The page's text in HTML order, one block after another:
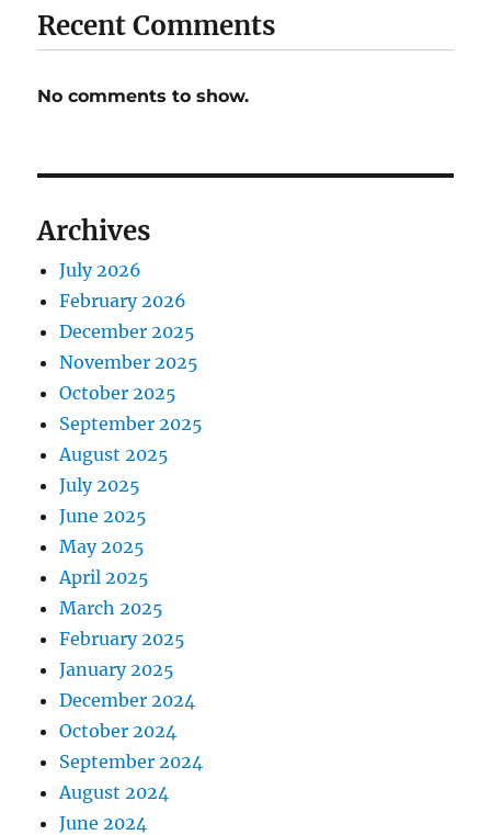
Recent Comments
No comments to show.
Archives
July 2026
February 2026
December 2025
November 2025
October 2025
September 2025
August 2025
July 2025
June 2025
May 2025
April 2025
March 2025
February 2025
January 2025
December 2024
October 2024
September 2024
August 2024
June 2024